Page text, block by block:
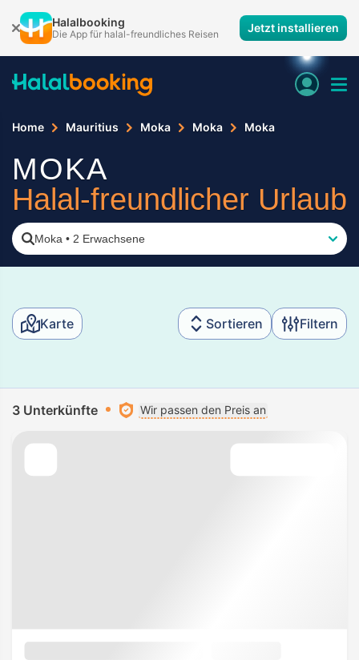
Halalbooking
Die App für halal-freundliches Reisen Jetzt installieren
Home Mauritius Moka Moka Moka
MOKA
Halal-freundlicher Urlaub
Moka • 2 Erwachsene
Karte Sortieren Filtern
3 Unterkünfte Wir passen den Preis an